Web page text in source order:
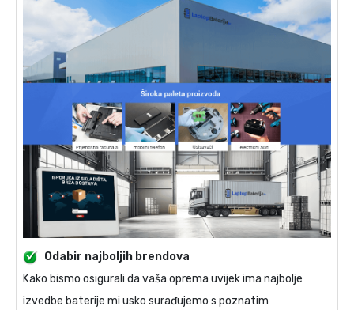
Odabir najboljih brendova
Kako bismo osigurali da vaša oprema uvijek ima najbolje
izvedbe baterije mi usko surađujemo s poznatim